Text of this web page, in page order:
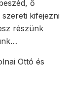
ő
kifejezni
részünk
Ottó és